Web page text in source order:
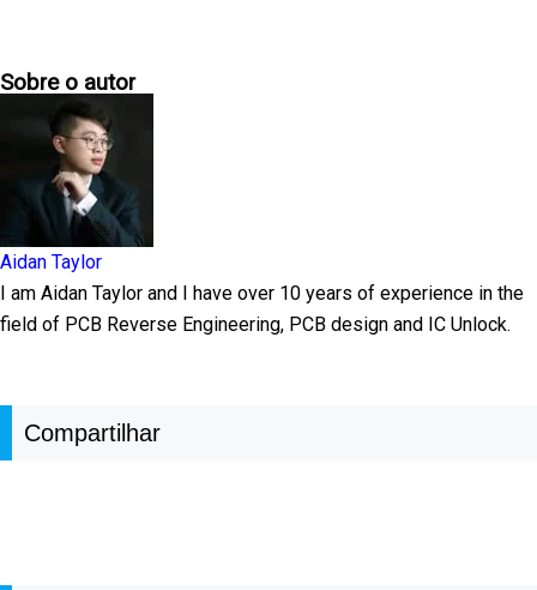
Sobre o autor
Aidan Taylor
I am Aidan Taylor and I have over 10 years of experience in the
field of PCB Reverse Engineering, PCB design and IC Unlock.
Compartilhar